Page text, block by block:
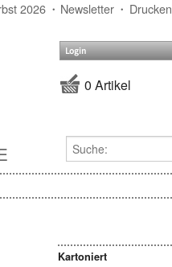
2026 Newsletter Drucken
Login
0 Artikel
Kartoniert